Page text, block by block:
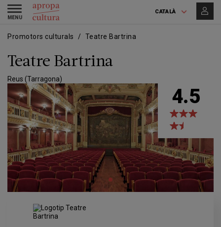
Vés
contingut
Skip
main
CATALÀ
Toggle
navigation
Promotors culturals Teatre Bartrina
Teatre Bartrina
Reus (Tarragona)
4.5